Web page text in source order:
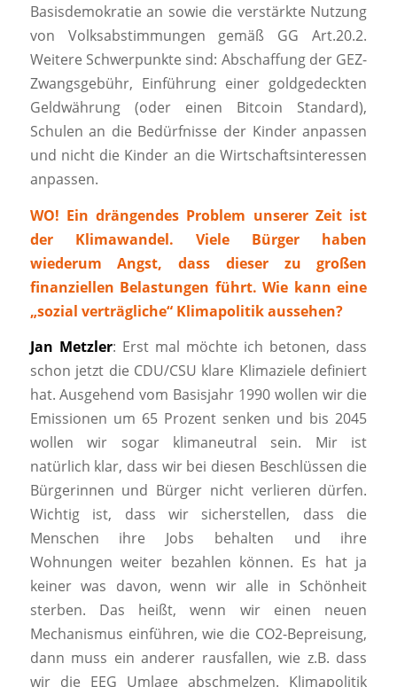
Basisdemokratie an sowie die verstärkte Nutzung
von Volksabstimmungen gemäß GG Art.20.2.
Weitere Schwerpunkte sind: Abschaffung der GEZ-
Zwangsgebühr, Einführung einer goldgedeckten
Geldwährung (oder einen Bitcoin Standard),
Schulen an die Bedürfnisse der Kinder anpassen
und nicht die Kinder an die Wirtschaftsinteressen
anpassen.
WO! Ein drängendes Problem unserer Zeit ist
der Klimawandel. Viele Bürger haben
wiederum Angst, dass dieser zu großen
finanziellen Belastungen führt. Wie kann eine
„sozial verträgliche“ Klimapolitik aussehen?
Jan Metzler: Erst mal möchte ich betonen, dass
schon jetzt die CDU/CSU klare Klimaziele definiert
hat. Ausgehend vom Basisjahr 1990 wollen wir die
Emissionen um 65 Prozent senken und bis 2045
wollen wir sogar klimaneutral sein. Mir ist
natürlich klar, dass wir bei diesen Beschlüssen die
Bürgerinnen und Bürger nicht verlieren dürfen.
Wichtig ist, dass wir sicherstellen, dass die
Menschen ihre Jobs behalten und ihre
Wohnungen weiter bezahlen können. Es hat ja
keiner was davon, wenn wir alle in Schönheit
sterben. Das heißt, wenn wir einen neuen
Mechanismus einführen, wie die CO2-Bepreisung,
dann muss ein anderer rausfallen, wie z.B. dass
wir die EEG Umlage abschmelzen. Klimapolitik